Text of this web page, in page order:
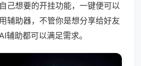
己想要的开挂功能，一键便可以
辅助器，不管你是想分享给好友
辅助都可以满足需求。